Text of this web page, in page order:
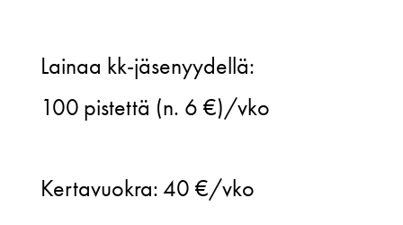
puku,
B54
koko)
Lainaa kk-jäsenyydellä:
100 pistettä (n. 6 €)/vko
Kertavuokra:40 €/vko